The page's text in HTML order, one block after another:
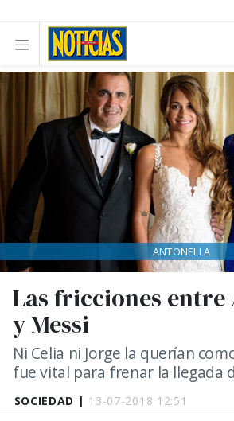
SOCIEDAD | 13-07-2018 12:51
Las fricciones
y Messi
Ni Celia ni Jorge la querían
fue vital para frenar la llegada
ANTONELLA